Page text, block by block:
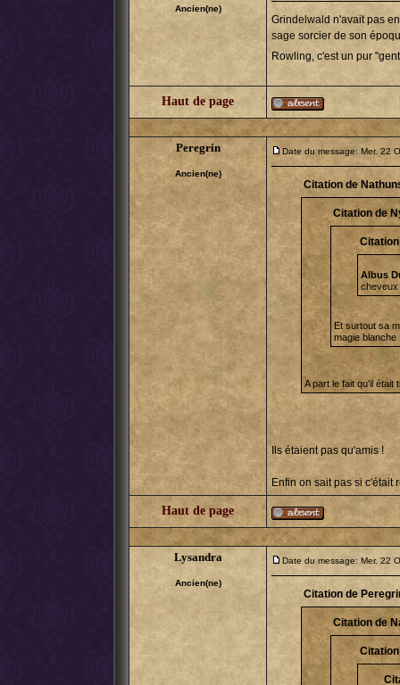
Ancien(ne)
Grindelwald n'avait pas
sage sorcier de son
Rowling, c'est un pur
Haut de page
Peregrin
Ancien(ne)
Date du message: Mer. 22
Citation de
Citation de
Albus
cheveux
Et surtout sa
magie blanche
A part le fait qu'il
Ils étaient pas qu'amis !
Enfin on sait pas si c'était
Haut de page
Lysandra
Ancien(ne)
Date du message: Mer. 22
Citation de
Citation de